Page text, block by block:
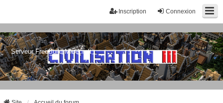
Connexion
Inscription
Serveur FreeBuild Minecraft